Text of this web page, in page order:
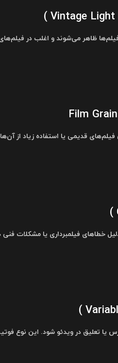
ظاهر می‌شوند و اغلب در
قدیمی یا استفاده زیاد از
خطاهای فیلمبرداری یا مشکلات
تعلیق در ویدئو شود. این نوع